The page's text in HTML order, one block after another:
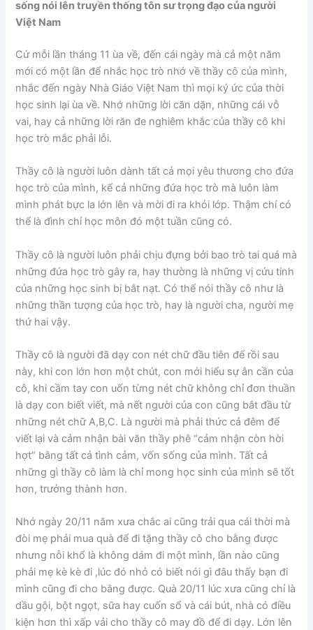
sống nói lên truyền thống tôn sư trọng đạo của người
Việt Nam
Cứ mỗi lần tháng 11 ùa về, đến cái ngày mà cả một năm
mới có một lần để nhắc học trò nhớ về thầy cô của mình,
nhắc đến ngày Nhà Giáo Việt Nam thì mọi ký ức của thời
học sinh lại ùa về. Nhớ những lời căn dặn, những cái vỗ
vai, hay cả những lời răn đe nghiêm khắc của thầy cô khi
học trò mắc phải lỗi.
Thầy cô là người luôn dành tất cả mọi yêu thương cho đứa
học trò của mình, kể cả những đứa học trò mà luôn làm
mình phát bực la lớn lên và mời đi ra khỏi lớp. Thậm chí có
thể là đình chỉ học môn đó một tuần cũng có.
Thầy cô là người luôn phải chịu đựng bởi bao trò tai quá mà
những đứa học trò gây ra, hay thường là những vị cứu tinh
của những học sinh bị bắt nạt. Có thể nói thầy cô như là
những thần tượng của học trò, hay là người cha, người mẹ
thứ hai vậy.
Thầy cô là người đã dạy con nét chữ đầu tiên để rồi sau
này, khi con lớn hơn một chút, con mới hiểu sự ân cần của
cô, khi cầm tay con uốn từng nét chữ không chỉ đơn thuần
là dạy con biết viết, mà nết người của con cũng bắt đầu từ
những nét chữ A,B,C. Là người mà phải thức cả đêm để
viết lại và cảm nhận bài văn thầy phê “cảm nhận còn hời
hợt” bằng tất cả tình cảm, vốn sống của mình. Tất cả
những gì thầy cô làm là chỉ mong học sinh của mình sẽ tốt
hơn, trưởng thành hơn.
Nhớ ngày 20/11 năm xưa chắc ai cũng trải qua cái thời mà
đòi mẹ phải mua quà để đi tặng thầy cô cho bằng được
nhưng nỗi khổ là không dám đi một mình, lần nào cũng
phải mẹ kè kè đi ,lúc đó nhỏ có biết nói gì đâu thấy bạn đi
mình cũng đi cho bằng được. Quà 20/11 lúc xưa cũng chỉ là
dầu gội, bột ngọt, sữa hay cuốn sổ và cái bút, nhà có điều
kiện hơn thì xấp vải cho thầy cô may đồ để đi dạy. Lớn lên